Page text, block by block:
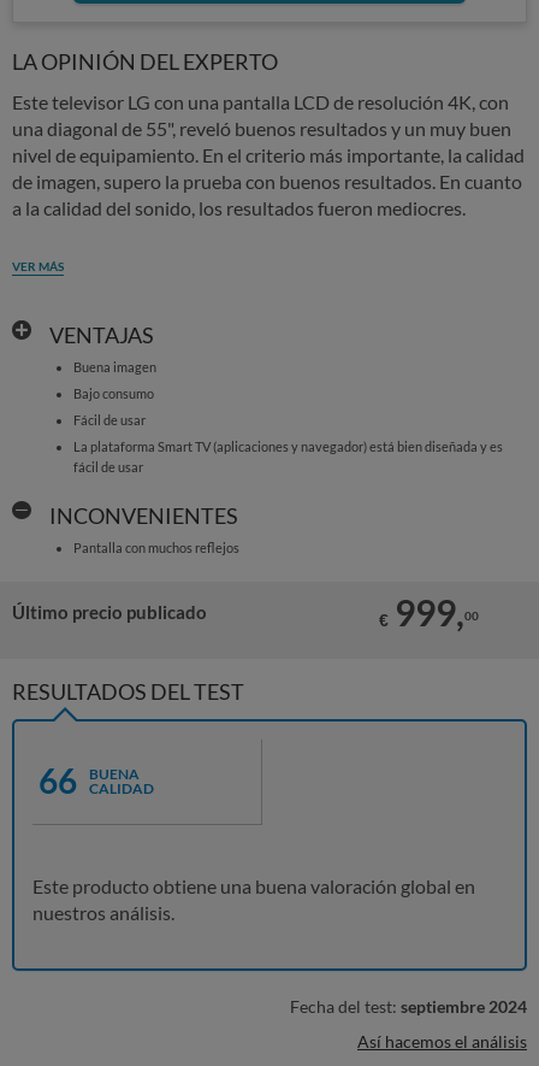
LA OPINIÓN DEL EXPERTO
Este televisor LG con una pantalla LCD de resolución 4K, con
una diagonal de 55", reveló buenos resultados y un muy buen
nivel de equipamiento. En el criterio más importante, la calidad
de imagen, supero la prueba con buenos resultados. En cuanto
a la calidad del sonido, los resultados fueron mediocres.
VER MÁS
VENTAJAS
Buena imagen
Bajo consumo
Fácil de usar
La plataforma Smart TV (aplicaciones y navegador) está bien diseñada y es
fácil de usar
INCONVENIENTES
Pantalla con muchos reflejos
Último precio publicado € 999,00
RESULTADOS DEL TEST
66
BUENA
CALIDAD
Este producto obtiene una buena valoración global en
nuestros análisis.
Fecha del test: septiembre 2024
Así hacemos el análisis